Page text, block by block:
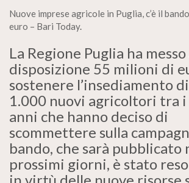
Nuove imprese agricole in Puglia, c’è il
euro – Bari Today.
La Regione Puglia ha messo
disposizione 55 milioni di
sostenere l’insediamento
1.000 nuovi agricoltori tra i
anni che hanno deciso di
scommettere sulla
bando, che sarà pubblicato
prossimi giorni, è stato